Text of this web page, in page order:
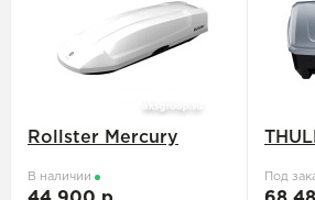
Rollster Mercury
В наличии Под